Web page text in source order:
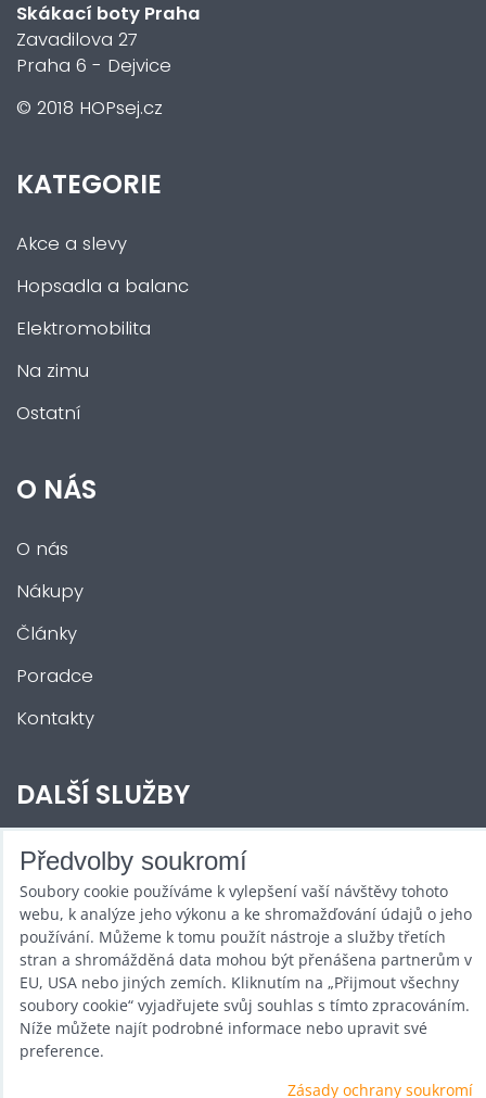
Skákací boty Praha
Zavadilova 27
Praha 6 - Dejvice
© 2018 HOPsej.cz
KATEGORIE
Akce a slevy
Hopsadla a balanc
Elektromobilita
Na zimu
Ostatní
O NÁS
O nás
Nákupy
Články
Poradce
Kontakty
DALŠÍ SLUŽBY
Zábava na Vaši akci
Půjčovna
Promotéři
Kurzy a setkání
Velkoobchod
Nabídka práce
Předvolby soukromí
Soubory cookie používáme k vylepšení vaší návštěvy tohoto
webu, k analýze jeho výkonu a ke shromažďování údajů o jeho
používání. Můžeme k tomu použít nástroje a služby třetích
stran a shromážděná data mohou být přenášena partnerům v
EU, USA nebo jiných zemích. Kliknutím na „Přijmout všechny
soubory cookie“ vyjadřujete svůj souhlas s tímto zpracováním.
Níže můžete najít podrobné informace nebo upravit své
preference.
Zásady ochrany soukromí